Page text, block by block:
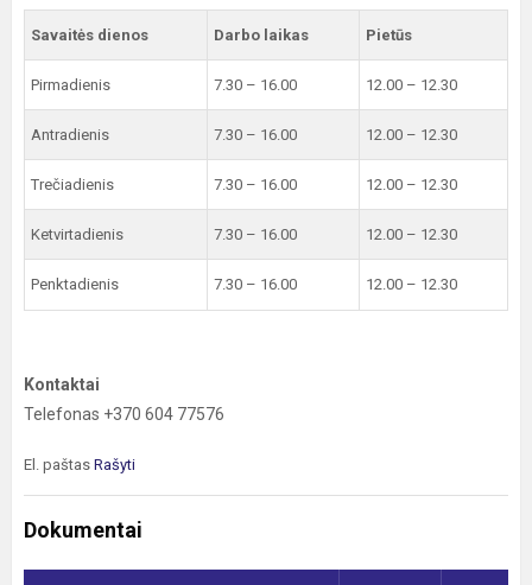
Savaitės dienos Darbo laikas Pietūs
Pirmadienis 7.30 – 16.00 12.00 – 12.30
Antradienis 7.30 – 16.00 12.00 – 12.30
Trečiadienis 7.30 – 16.00 12.00 – 12.30
Ketvirtadienis 7.30 – 16.00 12.00 – 12.30
Penktadienis 7.30 – 16.00 12.00 – 12.30
Kontaktai
Telefonas +370 604 77576
El. paštas Rašyti
Dokumentai